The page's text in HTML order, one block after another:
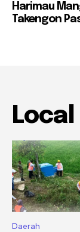
Harimau
Takengon
Daerah